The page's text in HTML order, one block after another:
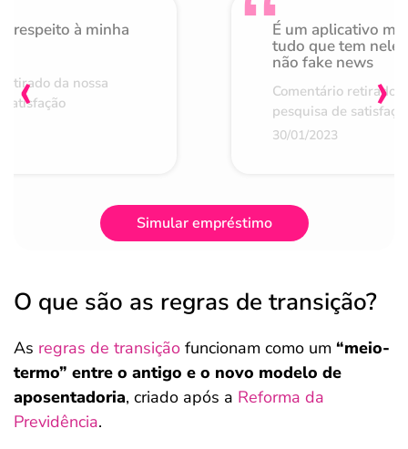
respeito à minha
da nossa
É um aplicativo
tudo que tem nele
não fake news
Comentário retirado
pesquisa de
30/01/2023
‹ ›
Simular empréstimo
O que são as regras de transição?
As regras de transição funcionam como um “meio-
termo” entre o antigo e o novo modelo de
aposentadoria, criado após a Reforma da
Previdência.